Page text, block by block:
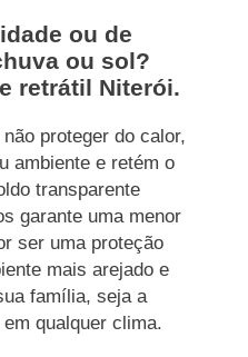
ou de
ou sol?
retrátil Niterói.
proteger do calor,
ambiente e retém o
transparente
garante uma menor
ser uma proteção
mais arejado e
família, seja a
qualquer clima.